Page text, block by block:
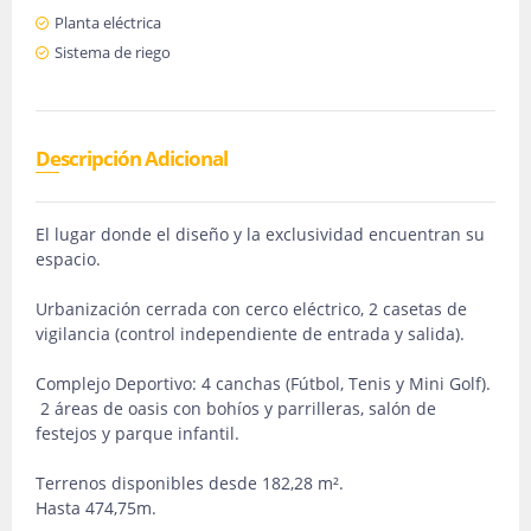
Planta eléctrica
Sistema de riego
Descripción Adicional
El lugar donde el diseño y la exclusividad encuentran su
espacio.
Urbanización cerrada con cerco eléctrico, 2 casetas de
vigilancia (control independiente de entrada y salida).
Complejo Deportivo: 4 canchas (Fútbol, Tenis y Mini Golf).
2 áreas de oasis con bohíos y parrilleras, salón de
festejos y parque infantil.
Terrenos disponibles desde 182,28 m².
Hasta 474,75m.